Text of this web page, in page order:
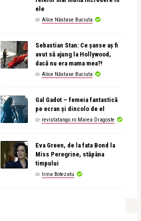
ele
de Alice Năstase Buciuta
Sebastian Stan: Ce șanse aș fi
avut să ajung la Hollywood,
dacă nu era mama mea?!
de Alice Năstase Buciuta
Gal Gadot – femeia fantastică
pe ecran și dincolo de el
de revistatango.ro Marea Dragoste
Eva Green, de la fata Bond la
Miss Peregrine, stăpâna
timpului
de Irina Botezatu